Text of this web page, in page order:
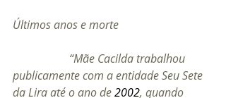
Últimos anos e morte
“Mãe Cacilda trabalhou
publicamente com a entidade Seu Sete
da Lira até o ano de 2002, quando